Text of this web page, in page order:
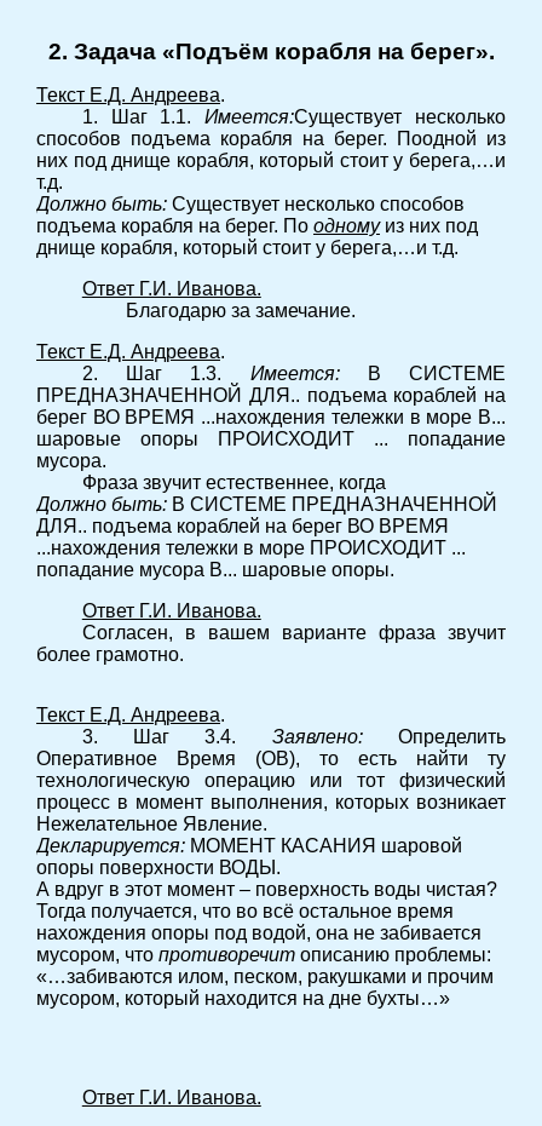
2. Задача «Подъём корабля на берег».
Текст Е.Д. Андреева.
1. Шаг 1.1.Имеется:Существует несколько
способов подъема корабля на берег. Поодной из
них под днище корабля, который стоит у берега,…и
т.д.
Должно быть: Существует несколько способов
подъема корабля на берег. По одномуиз них под
днище корабля, который стоит у берега,…и т.д.
Ответ Г.И. Иванова.
Благодарю за замечание.
Текст Е.Д. Андреева.
2. Шаг 1.3. Имеется:В СИСТЕМЕ
ПРЕДНАЗНАЧЕННОЙ ДЛЯ.. подъема кораблей на
берег ВО ВРЕМЯ ...нахождения тележки в море В...
шаровые опоры ПРОИСХОДИТ ... попадание
мусора.
Фраза звучит естественнее, когда
Должно быть: В СИСТЕМЕ ПРЕДНАЗНАЧЕННОЙ
ДЛЯ.. подъема кораблей на берег ВО ВРЕМЯ
...нахождения тележки в море ПРОИСХОДИТ ...
попадание мусора В... шаровые опоры.
Ответ Г.И. Иванова.
Согласен, в вашем варианте фраза звучит
более грамотно.
Текст Е.Д. Андреева.
3. Шаг 3.4. Заявлено:Определить
Оперативное Время (ОВ), то есть найти ту
технологическую операцию или тот физический
процесс в момент выполнения, которых возникает
Нежелательное Явление.
Декларируется: МОМЕНТ КАСАНИЯ шаровой
опоры поверхности ВОДЫ.
А вдруг в этот момент – поверхность воды чистая?
Тогда получается, что во всё остальное время
нахождения опоры под водой, она не забивается
мусором, что противоречит описанию проблемы:
«…забиваются илом, песком, ракушками и прочим
мусором, который находится на дне бухты…»
Ответ Г.И. Иванова.